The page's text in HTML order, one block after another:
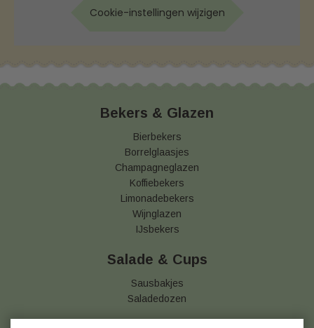
Cookie-instellingen wijzigen
Bekers & Glazen
Bierbekers
Borrelglaasjes
Champagneglazen
Koffiebekers
Limonadebekers
Wijnglazen
IJsbekers
Salade & Cups
Sausbakjes
Saladedozen